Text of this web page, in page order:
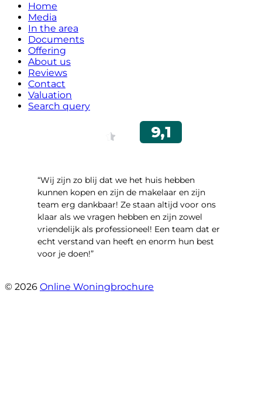
Home
Media
In the area
Documents
Offering
About us
Reviews
Contact
Valuation
Search query
“Wij zijn zo blij dat we het huis hebben
kunnen kopen en zijn de makelaar en zijn
team erg dankbaar! Ze staan altijd voor ons
klaar als we vragen hebben en zijn zowel
vriendelijk als professioneel! Een team dat er
echt verstand van heeft en enorm hun best
voor je doen!”
© 2026 Online Woningbrochure